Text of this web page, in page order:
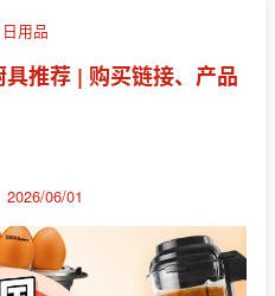
日用品
推荐 | 购买链接、产品
2026/06/01